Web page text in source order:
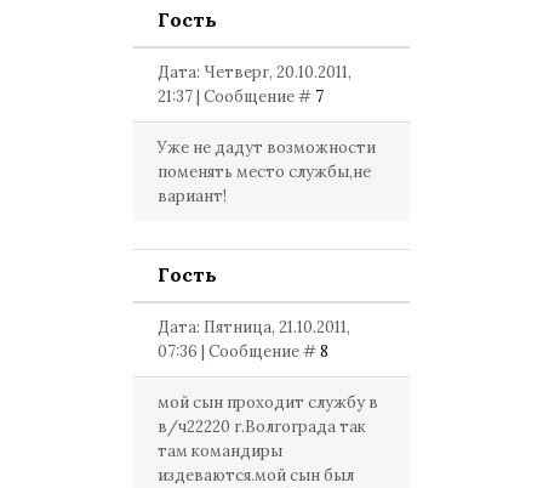
Гость
Дата: Четверг, 20.10.2011,
21:37 | Сообщение # 7
Уже не дадут возможности
поменять место службы,не
вариант!
Гость
Дата: Пятница, 21.10.2011,
07:36 | Сообщение #8
мой сын проходит службу в
в/ч22220 г.Волгограда так
там командиры
издеваются.мой сын был